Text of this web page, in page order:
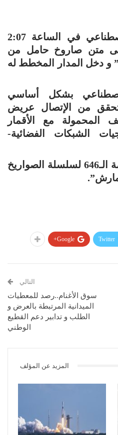
و تم إطلاق القمر الإصطناعي في الساعة 2:07
متن صاروخ حامل من
مارش-2 دي” و دخل المدار المخطط له
بشكل أساسي
من الإتصال عريض
المحمولة مع الأقمار
الشبكات الفضائية-
و مثل هذا الإطلاق المهمة الـ646 لسلسلة الصواريخ
مارش”.
Twitter
Google+
التالي
سوق الأغنام..رصد للمعطيات
الميدانية المرتبطة بالعرض و
الطلب و تدابير دعم القطيع
الوطني
المزيد عن المؤلف